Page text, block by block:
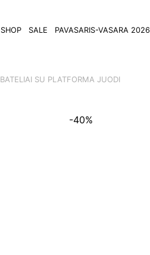
SHOP SALE PAVASARIS-VASARA 2026
BATELIAI SU PLATFORMA JUODI
-40%